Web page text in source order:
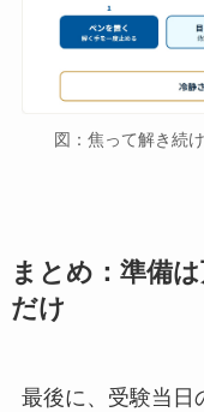
図：焦って解き続
まとめ：準備
だけ
最後に、受験当日